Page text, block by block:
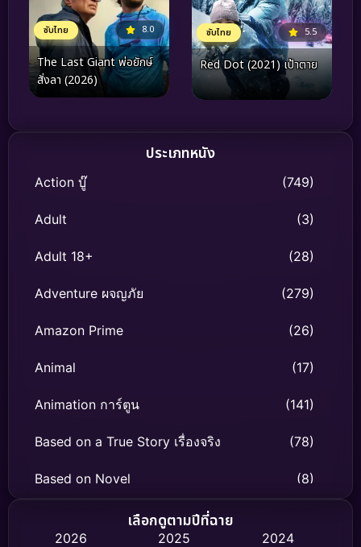
ซับไทย 8.0
The Last Giant พ่อยักษ์
สั่งลา (2026)
ซับไทย 5.5
Red Dot (2021) เป้าตาย
ประเภทหนัง
Action บู๊ (749)
Adult (3)
Adult 18+ (28)
Adventure ผจญภัย (279)
Amazon Prime (26)
Animal (17)
Animation การ์ตูน (141)
Based on a True Story เรื่องจริง (78)
Based on Novel (8)
Biography ชีวิตจริงเลือกดูตามปีที่ฉาย
2026 2025
2024